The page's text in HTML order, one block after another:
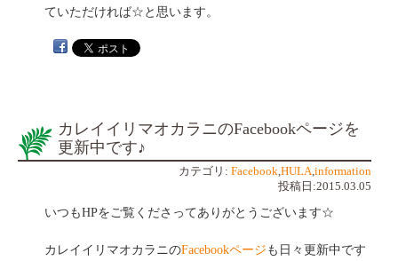
ていただければ☆と思います。
カレイイリマオカラニのFacebookページを
更新中です♪
カテゴリ: Facebook,HULA,information
投稿日:2015.03.05
いつもHPをご覧くださってありがとうございます☆
カレイイリマオカラニのFacebookページ も日々更新中です